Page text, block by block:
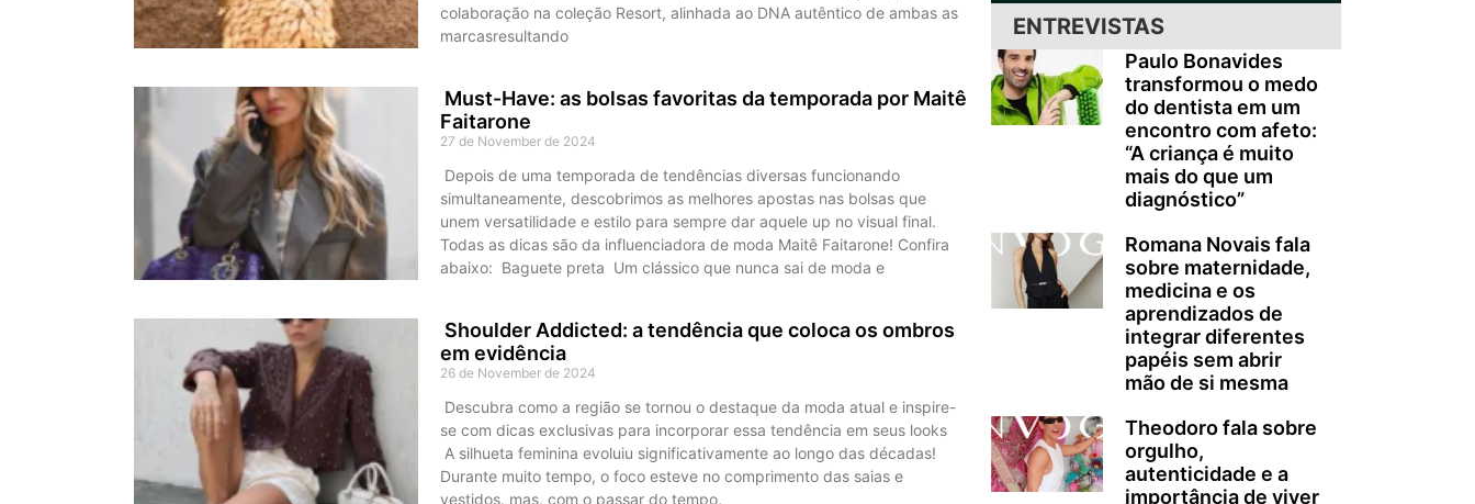
colaboração na coleção Resort, alinhada ao DNA autêntico de ambas as
marcasresultando
Must-Have: as bolsas favoritas da temporada por Maitê
Faitarone
27 de November de 2024
Depois de uma temporada de tendências diversas funcionando
simultaneamente, descobrimos as melhores apostas nas bolsas que
unem versatilidade e estilo para sempre dar aquele up no visual final.
Todas as dicas são da influenciadora de moda Maitê Faitarone! Confira
abaixo: Baguete preta Um clássico que nunca sai de moda e
Shoulder Addicted: a tendência que coloca os ombros
em evidência
26 de November de 2024
Descubra como a região se tornou o destaque da moda atual e inspire-
se com dicas exclusivas para incorporar essa tendência em seus looks
A silhueta feminina evoluiu significativamente ao longo das décadas!
Durante muito tempo, o foco esteve no comprimento das saias e
vestidos, mas, com o passar do tempo,
ENTREVISTAS
Paulo Bonavides
transformou o medo
do dentista em um
encontro com afeto:
“A criança é muito
mais do que um
diagnóstico”
Romana Novais fala
sobre maternidade,
medicina e os
aprendizados de
integrar diferentes
papéis sem abrir
mão de si mesma
Theodoro fala sobre
orgulho,
autenticidade e a
importância de viver